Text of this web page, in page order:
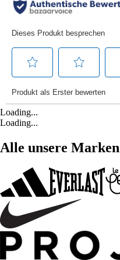
Loading...
Loading...
Alle unsere Marken